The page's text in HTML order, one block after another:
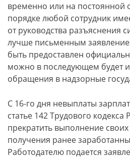
временно или на постоянной
порядке любой сотрудник
от руководства разъяснения
лучше письменным
быть предоставлен
можно в последующем будет
обращения в надзорные
С 16-го дня невыплаты
статье 142 Трудового
прекратить выполнение
получения ранее
Работодателю подается